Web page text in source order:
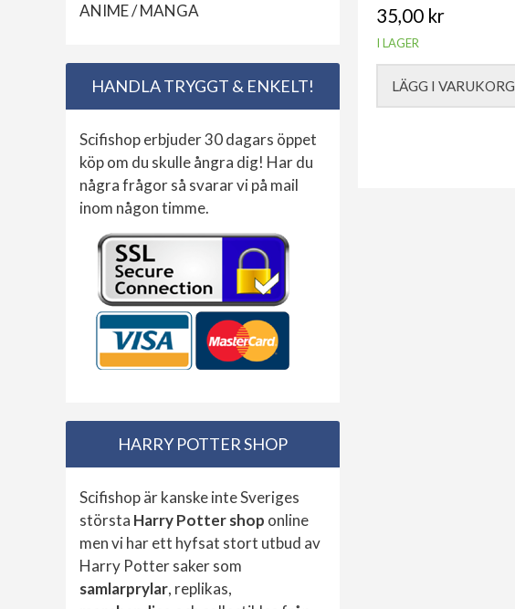
35,00 kr
I LAGER
LÄGG I VARUKORG
ANIME / MANGA
HANDLA TRYGGT & ENKELT!
Scifishop erbjuder 30 dagars öppet
köp om du skulle ångra dig! Har du
några frågor så svarar vi på mail
inom någon timme.
HARRY POTTER SHOP
Scifishop är kanske inte Sveriges
största Harry Potter shop online
men vi har ett hyfsat stort utbud av
Harry Potter saker som
samlarprylar, replikas,